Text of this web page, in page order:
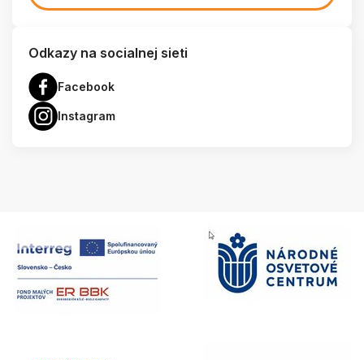
Odkazy na socialnej sieti
Facebook
Instagram